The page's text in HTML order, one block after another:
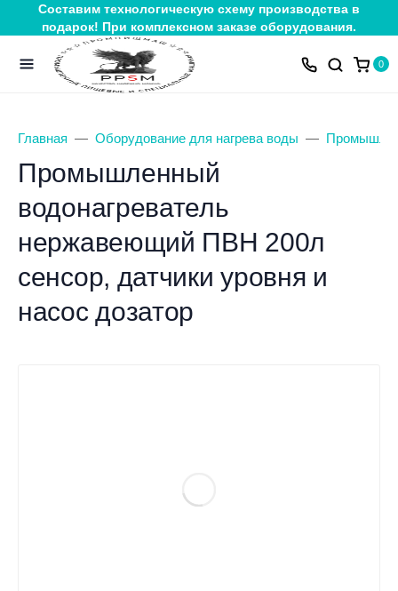
Составим технологическую схему производства в
подарок! При комплексном заказе оборудования.
0
Главная Оборудование для нагрева воды
Промышленный
водонагреватель
нержавеющий ПВН 200л
сенсор, датчики уровня и
насос дозатор